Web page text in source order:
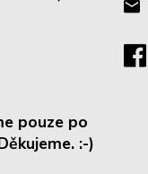
pouze po
:-)